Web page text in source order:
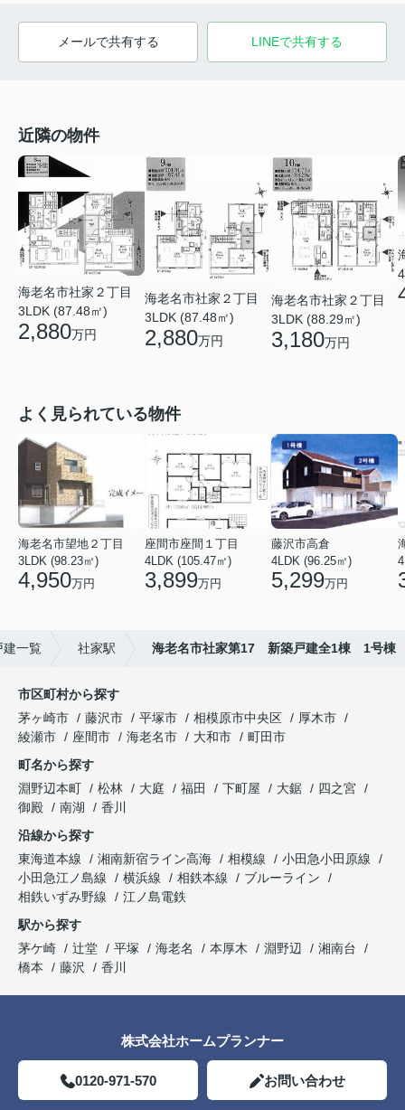
メールで共有する LINEで共有する
近隣の物件
海老名市社家２丁目
3LDK (87.48㎡)
2,880万円
海老名市社家２丁目
3LDK (87.48㎡)
2,880万円
海老名市社家２丁目
3LDK (88.29㎡)
3,180万円
よく見られている物件
海老名市望地２丁目
3LDK (98.23㎡)
4,950万円
座間市座間１丁目
4LDK (105.47㎡)
3,899万円
藤沢市高倉
4LDK (96.25㎡)
5,299万円
建一覧 社家駅 海老名市社家第17 新築戸建全1棟 1号棟
市区町村から探す
茅ヶ崎市
藤沢市 平塚市 相模原市中央区
厚木市
綾瀬市
座間市 海老名市 大和市
町田市
町名から探す
淵野辺本町
松林 大庭 福田 下町屋 大鋸
四之宮
御殿
南湖
香川
沿線から探す
東海道本線
湘南新宿ライン高海 相模線
小田急小田原線
小田急江ノ島線
横浜線 相鉄本線
ブルーライン
相鉄いずみ野線
江ノ島電鉄
駅から探す
茅ケ崎
辻堂 平塚 海老名 本厚木 淵野辺
湘南台
橋本
藤沢 香川
株式会社ホームプランナー
0120-971-570 お問い合わせ